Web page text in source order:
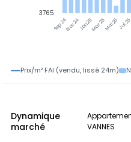
Sep 24Nov 24Jan 25Mar 25Mai 25Jul
3765
Prix/m² FAI (vendu, lissé 24m)
Dynamique
marché
VANNES